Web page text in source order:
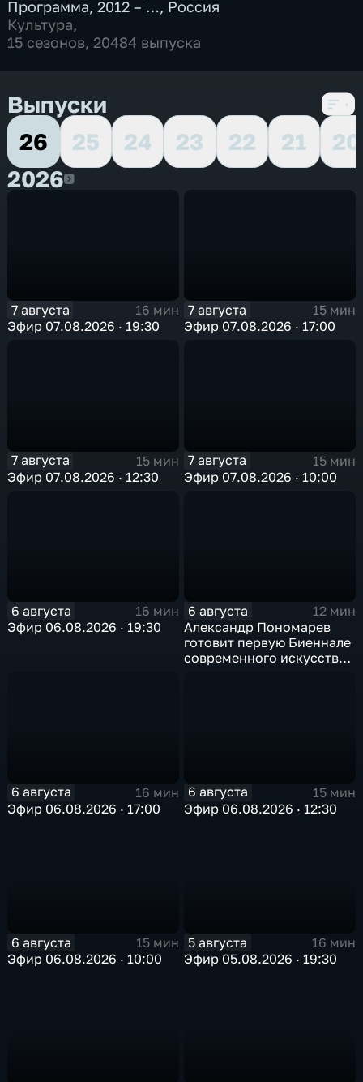
Программа,2012 – …, Россия
Культура,
15 сезонов, 20484 выпуска
Выпуски
26
25 24 23 22 21
20
20262026
7 августа
16 мин
Эфир 07.08.2026 · 19:30
7 августа
15 мин
Эфир 07.08.2026 · 17:00
7 августа
15 мин
Эфир 07.08.2026 · 12:30
7 августа
15 мин
Эфир 07.08.2026 · 10:00
6 августа
16 мин
Эфир 06.08.2026 · 19:30
6 августа
12 мин
Александр Пономарев
готовит первую Биеннале
современного искусства
6 августа
16 мин
Эфир 06.08.2026 · 17:00
6 августа
15 мин
Эфир 06.08.2026 · 12:30
6 августа
15 мин
Эфир 06.08.2026 · 10:00
5 августа
16 мин
Эфир 05.08.2026 · 19:30